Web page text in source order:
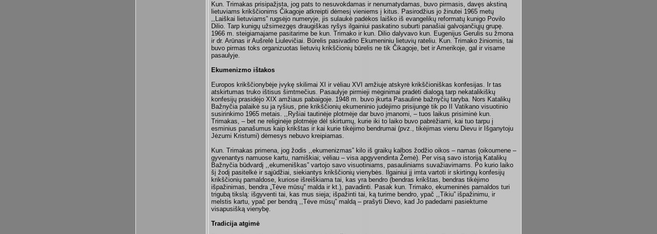
Kun. Trimakas prisipažįsta, jog pats to nesuvokdamas ir nenumatydamas, buvo pirmasis, davęs akstiną
lietuviams krikščionims Čikagoje atkreipti dėmesį vieniems į kitus. Pasirodžius jo žinutei 1965 metų
,,Laiškai lietuviams” rugsėjo numeryje, jis sulaukė padėkos laiško iš evangelikų reformatų kunigo Povilo
Dilio. Tarp kunigų užsimezgęs draugiškas ryšys ilgainiui paskatino suburti panašiai galvojančiųjų grupę.
1966 m. steigiamajame pasitarime be kun. Trimako ir kun. Dilio dalyvavo kun. Eugenijus Gerulis su žmona
ir dr. Arūnas ir Aušrelė Liulevičiai. Būrelis pasivadino Ekumeniniu lietuvių rateliu. Kun. Trimako žiniomis, tai
buvo pirmas toks organizuotas lietuvių krikščionių būrelis ne tik Čikagoje, bet ir Amerikoje, gal ir visame
pasaulyje.
Ekumenizmo ištakos
Europos krikščionybėje įvykę skilimai XI ir vėliau XVI amžiuje atskyrė krikščioniškas konfesijas. Ir tas
atskirtumas truko ištisus šimtmečius. Pasaulyje pirmieji mėginimai pradėti dialogą tarp nekatalikiškų
konfesijų prasidėjo XIX amžiaus pabaigoje. 1948 m. buvo įkurta Pasaulinė bažnyčių taryba. Nors Katalikų
Bažnyčia palaikė su ja ryšius, prie krikščionių ekumeninio judėjimo prisijungė tik po II Vatikano visuotinio
susirinkimo 1965 metais. ,,Ryšiai tautinėje plotmėje dar buvo įmanomi, – tuos laikus prisiminė kun.
Trimakas, – bet ne religinėje plotmėje dėl skirtumų, kurie iki to laiko buvo pabrėžiami, kai tuo tarpu į
esminius panašumus kaip krikštas ir kai kurie tikėjimo bendrumai (pvz., tikėjimas vienu Dievu ir Išganytoju
Jėzumi Kristumi) dėmesys nebuvo kreipiamas.
Kun. Trimakas primena, jog žodis ,,ekumenizmas” kilo iš graikų kalbos žodžio oikos – namas (oikoumene –
gyvenantys namuose kartu, namiškiai; vėliau – visa apgyvendinta Žemė). Per visą savo istoriją Katalikų
Bažnyčia būdvardį ,,ekumeniškas” vartojo savo visuotiniams, pasauliniams suvažiavimams. Po kurio laiko
šį žodį pasitelkė ir sąjūdžiai, siekiantys krikščionių vienybės. Ilgainiui jį imta vartoti ir skirtingų konfesijų
krikščionių pamaldose, kuriose išreiškiama tai, kas yra bendro (bendras krikštas, bendras tikėjimo
išpažinimas, bendra „Tėve mūsų” malda ir kt.), pavadinti. Pasak kun. Trimako, ekumeninės pamaldos turi
trigubą tikslą: išgyventi tai, kas mus sieja; išpažinti tai, ką turime bendro, ypač ,,Tikiu” išpažinimu, ir
melstis kartu, ypač per bendrą ,,Tėve mūsų” maldą – prašyti Dievo, kad Jo padedami pasiektume
visapusišką vienybę.
Tradicija atgimė